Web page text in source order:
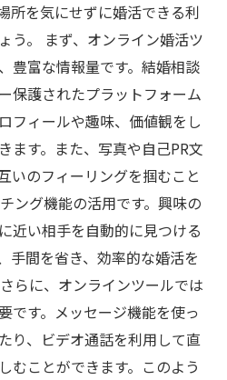
所を気にせずに婚活できる利
う。 まず、オンライン婚活ツ
豊富な情報量です。結婚相談
保護されたプラットフォーム
フィールや趣味、価値観をし
ます。また、写真や自己PR文
いのフィーリングを掴むこと
ング機能の活用です。興味の
近い相手を自動的に見つける
手間を省き、効率的な婚活を
らに、オンラインツールでは
です。メッセージ機能を使っ
り、ビデオ通話を利用して直
むことができます。このよう